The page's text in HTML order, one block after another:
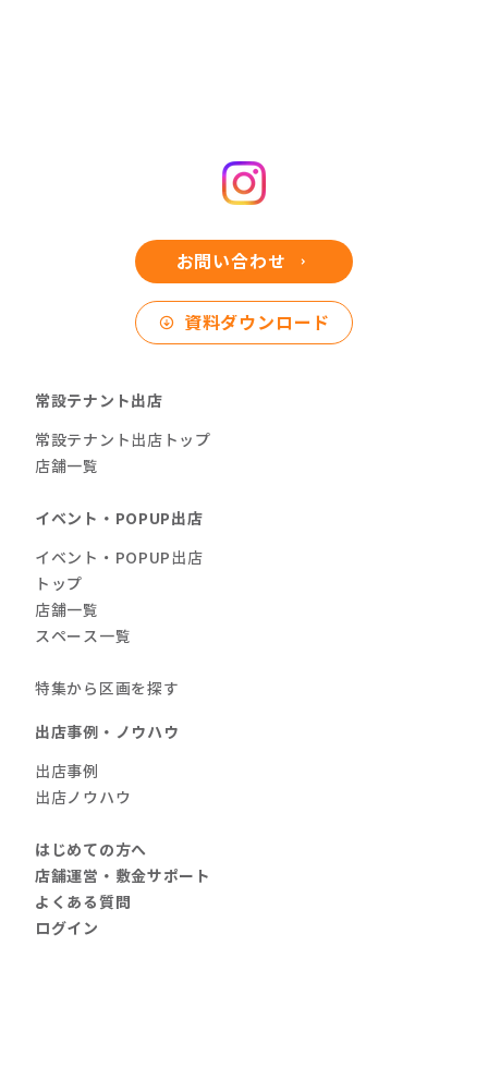
お問い合わせ
資料ダウンロード
はじめての方へ
店舗運営・敷金サポート
よくある質問
ログイン
出店事例
出店ノウハウ
出店事例・ノウハウ
特集から区画を探す
イベント・POPUP出店
トップ
店舗一覧
スペース一覧
イベント・POPUP出店
常設テナント出店トップ
店舗一覧
常設テナント出店